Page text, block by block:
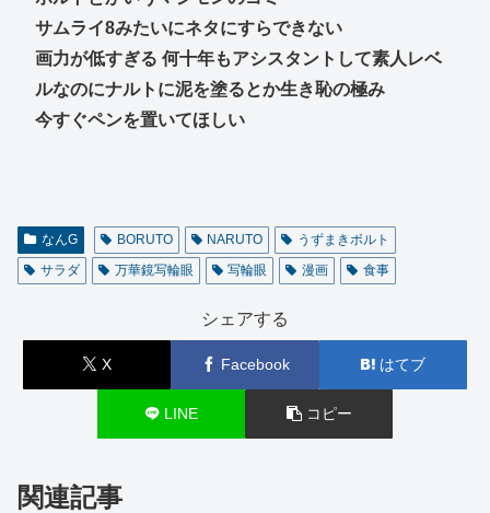
サムライ8みたいにネタにすらできない
画力が低すぎる 何十年もアシスタントして素人レベ
ルなのにナルトに泥を塗るとか生き恥の極み
今すぐペンを置いてほしい
なんG BORUTO NARUTO
うずまきボルト
サラダ
万華鏡写輪眼 写輪眼 漫画 食事
シェアする
X Facebook はてブ
LINE コピー
関連記事